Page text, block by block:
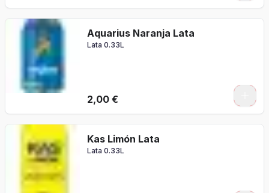
Aquarius Naranja Lata
Lata 0.33L
2,00 €
Kas Limón Lata
Lata 0.33L